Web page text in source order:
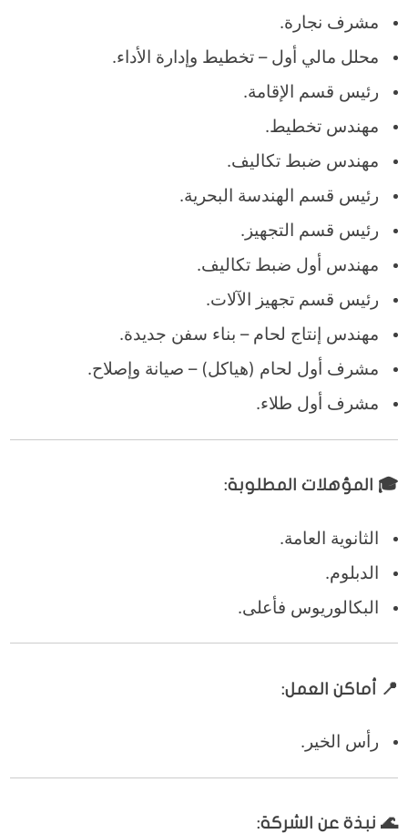
مشرف نجارة.
محلل مالي أول – تخطيط وإدارة الأداء.
رئيس قسم الإقامة.
مهندس تخطيط.
مهندس ضبط تكاليف.
رئيس قسم الهندسة البحرية.
رئيس قسم التجهيز.
مهندس أول ضبط تكاليف.
رئيس قسم تجهيز الآلات.
مهندس إنتاج لحام – بناء سفن جديدة.
مشرف أول لحام (هياكل) – صيانة وإصلاح.
مشرف أول طلاء.
🎓 المؤهلات المطلوبة:
الثانوية العامة.
الدبلوم.
البكالوريوس فأعلى.
📍 أماكن العمل:
رأس الخير.
🌊 نبذة عن الشركة: